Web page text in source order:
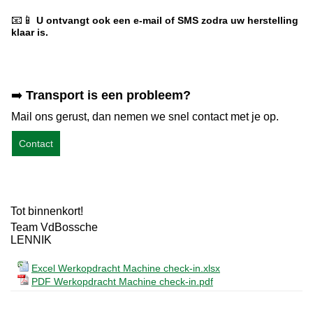
📧📱 U ontvangt ook een e-mail of SMS zodra uw herstelling
klaar is.
➡️ Transport is een probleem?
Mail ons gerust, dan nemen we snel contact met je op.
Contact
Tot binnenkort!
Team VdBossche
LENNIK
Excel Werkopdracht Machine check-in.xlsx
PDF Werkopdracht Machine check-in.pdf